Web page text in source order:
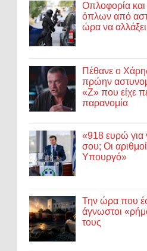
Οπλοφορία
όπλων από
ώρα να
Πέθανε ο
πρώην
«Ζ» που είχε
παρανομία
«918 ευρώ για
σου; Οι
Υπουργό»
Την ώρα που
άγνωστοι
τους